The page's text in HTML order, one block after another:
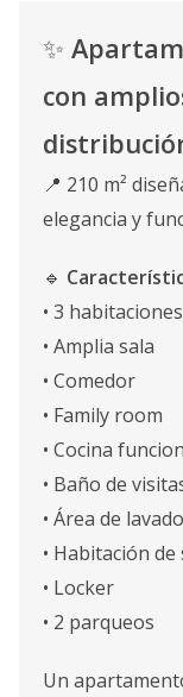
✨
con
📍 210 m²
elegancia y
🔹
• 3
• Amplia sala
• Comedor
• Family room
• Cocina
• Baño de
• Área de lavado
• Habitación
• Locker
• 2 parqueos
Un